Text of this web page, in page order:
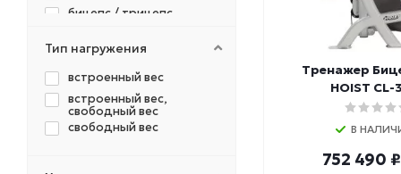
Тренажер
HOIST CL-
В
752 490 ₽
PERFOMANCE
Pro Club
Pro Dual
ULTRA
ULTRA BASE
бицепс / трицепс
боковые повороты
сидя или стоя
вертикальная /
горизонтальная тяга
вертикальная тяга
вертикальная тяга для
Тип нагружения
встроенный вес
встроенный вес,
свободный вес
свободный вес